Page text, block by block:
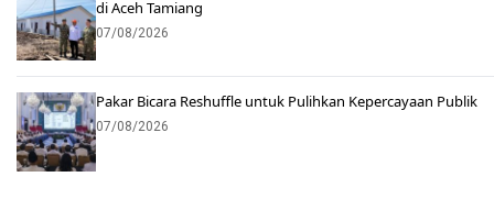
di Aceh Tamiang
07/08/2026
Pakar Bicara Reshuffle untuk Pulihkan Kepercayaan Publik
07/08/2026